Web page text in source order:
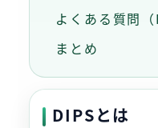
よくある質問（
まとめ
DIPSとは